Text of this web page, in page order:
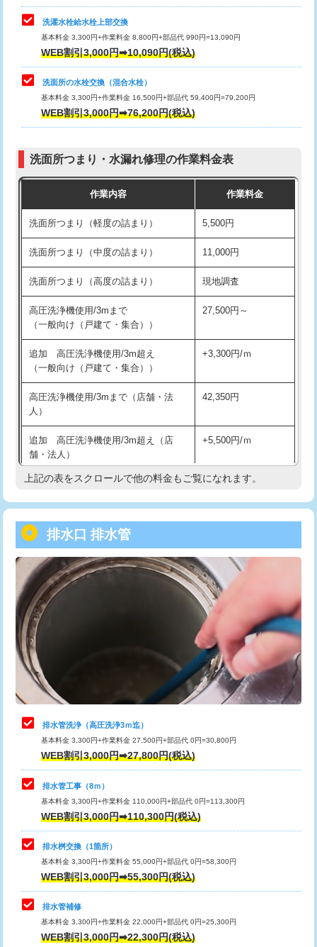
排水管工事（追加 排水管工事/3ｍ超
え）
マス交換（土の掘削・埋め戻し作業）
マス交換（深さ50㎝未満）
マス交換（深さ50㎝以上）
モルタル補修（厚さ10㎝まで） 27,500円
モルタル補修（厚さ10㎝超え） 38,500円
洗面台設置 38,500円
バスタブ設置 現場見積
追加人工 16,500円
廃棄・処分
※給水管工事は20mmまでの価格です。
交換・取付（タンク）
交換・取付(単水栓（壁付・デッキ
式）)
交換・取付(混合水栓（壁付・デッキ
式・ワンホール）)
16,500円+材料費
（P/S/ポップアップ））
交換・取付（その他部品） 11,000円+材料費
持込商品取付（単水栓） 13,200円
持込商品取付（混合水栓） 16,500円
持込商品取付（浄水器・分岐水栓） 16,500円
給水管工事※（ホール加工) 16,500円
給水管工事※（バンド止め)
給水管工事※（支持金具設置) 5,500円
給水管工事※（保温材使用（バンド止
め込み）)
5,500円
給水管工事※（土の掘削・埋め戻し作
業)
11,000円
給水管工事※（塩ビ管（VP・HI）使
用/3ｍまで)
用（追加）/3ｍ超え)
給水管工事※（ライニング鋼管・銅
管・ポリ管・HT管使用/3ｍまで)
44,000円
給水管工事※（ライニング鋼管・銅
管・ポリ管・HT管使用/3ｍ超え)
+8,800円
排水管工事（土の掘削・埋め戻し作
業）
11,000円~
排水管工事（排水管工事/3ｍまで） 55,000円
排水管工事（追加 排水管工事/3ｍ超
え）
マス交換（土の掘削・埋め戻し作業）
マス交換（深さ50㎝未満）
マス交換（深さ50㎝以上）
コンクリート斫り（厚さ10㎝まで）
コンクリート斫り（厚さ10㎝超え）
モルタル補修（厚さ10㎝まで）
モルタル補修（厚さ10㎝超え）
洗濯水栓給水栓上部交換
基本料金 3,300円+作業料金 8,800円+部品代 990円=13,090円
WEB割引3,000円➡10,090円(税込)
洗面所の水栓交換（混合水栓）
基本料金 3,300円+作業料金 16,500円+部品代 59,400円=79,200円
WEB割引3,000円➡76,200円(税込)
洗面所つまり・水漏れ修理の作業料金表
作業内容 作業料金
洗面所つまり（軽度の詰まり） 5,500円
洗面所つまり（中度の詰まり） 11,000円
洗面所つまり（高度の詰まり） 現地調査
高圧洗浄機使用/3mまで
（一般向け（戸建て・集合））
27,500円～
追加 高圧洗浄機使用/3m超え
（一般向け（戸建て・集合））
+3,300円/ｍ
高圧洗浄機使用/3mまで（店舗・法
人）
42,350円
追加 高圧洗浄機使用/3m超え（店
舗・法人）
+5,500円/ｍ
高度高圧洗浄換 現地調査
トーラー機使用/3mまで
追加トーラー機使用/3m超え +3,300円
カメラ調査 33,000円
桝清掃 8,800円
止水・漏水調査・防水処理・清掃・修
理・調整・分解・加工など（軽作業）
11,000円
止水・漏水調査・防水処理・清掃・修
理・調整・分解・加工など（中作業）
22,000円
止水・漏水調査・防水処理・清掃・修
理・調整・分解・加工など（重作業）
33,000円
その他部品の脱着
交換・取付（タンク）
交換・取付(単水栓（壁付・デッキ
式）)
交換・取付(混合水栓（壁付・デッキ
式・ワンホール）)
16,500円+材料費
交換・取付(排水栓・排水トラップ
上記の表をスクロールで他の料金もご覧になれます。
排水口 排水管
排水管洗浄（高圧洗浄3ｍ迄）
基本料金 3,300円+作業料金 27,500円+部品代 0円=30,800円
WEB割引3,000円➡27,800円(税込)
排水管工事（8ｍ）
基本料金 3,300円+作業料金 110,000円+部品代 0円=113,300円
WEB割引3,000円➡110,300円(税込)
排水桝交換（1箇所）
基本料金 3,300円+作業料金 55,000円+部品代 0円=58,300円
WEB割引3,000円➡55,300円(税込)
排水管補修
基本料金 3,300円+作業料金 22,000円+部品代 0円=25,300円
WEB割引3,000円➡22,300円(税込)